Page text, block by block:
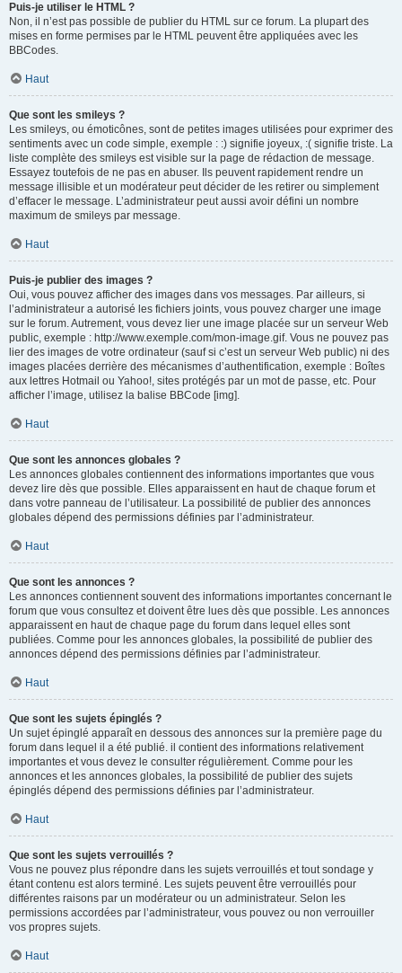
Puis-je utiliser le HTML ?
Non, il n’est pas possible de publier du HTML sur ce forum. La plupart des
mises en forme permises par le HTML peuvent être appliquées avec les
BBCodes.
Haut
Que sont les smileys ?
Les smileys, ou émoticônes, sont de petites images utilisées pour exprimer des
sentiments avec un code simple, exemple : :) signifie joyeux, :( signifie triste. La
liste complète des smileys est visible sur la page de rédaction de message.
Essayez toutefois de ne pas en abuser. Ils peuvent rapidement rendre un
message illisible et un modérateur peut décider de les retirer ou simplement
d’effacer le message. L’administrateur peut aussi avoir défini un nombre
maximum de smileys par message.
Haut
Puis-je publier des images ?
Oui, vous pouvez afficher des images dans vos messages. Par ailleurs, si
l’administrateur a autorisé les fichiers joints, vous pouvez charger une image
sur le forum. Autrement, vous devez lier une image placée sur un serveur Web
public, exemple : http://www.exemple.com/mon-image.gif. Vous ne pouvez pas
lier des images de votre ordinateur (sauf si c’est un serveur Web public) ni des
images placées derrière des mécanismes d’authentification, exemple : Boîtes
aux lettres Hotmail ou Yahoo!, sites protégés par un mot de passe, etc. Pour
afficher l’image, utilisez la balise BBCode [img].
Haut
Que sont les annonces globales ?
Les annonces globales contiennent des informations importantes que vous
devez lire dès que possible. Elles apparaissent en haut de chaque forum et
dans votre panneau de l’utilisateur. La possibilité de publier des annonces
globales dépend des permissions définies par l’administrateur.
Haut
Que sont les annonces ?
Les annonces contiennent souvent des informations importantes concernant le
forum que vous consultez et doivent être lues dès que possible. Les annonces
apparaissent en haut de chaque page du forum dans lequel elles sont
publiées. Comme pour les annonces globales, la possibilité de publier des
annonces dépend des permissions définies par l’administrateur.
Haut
Que sont les sujets épinglés ?
Un sujet épinglé apparaît en dessous des annonces sur la première page du
forum dans lequel il a été publié. il contient des informations relativement
importantes et vous devez le consulter régulièrement. Comme pour les
annonces et les annonces globales, la possibilité de publier des sujets
épinglés dépend des permissions définies par l’administrateur.
Haut
Que sont les sujets verrouillés ?
Vous ne pouvez plus répondre dans les sujets verrouillés et tout sondage y
étant contenu est alors terminé. Les sujets peuvent être verrouillés pour
différentes raisons par un modérateur ou un administrateur. Selon les
permissions accordées par l’administrateur, vous pouvez ou non verrouiller
vos propres sujets.
Haut